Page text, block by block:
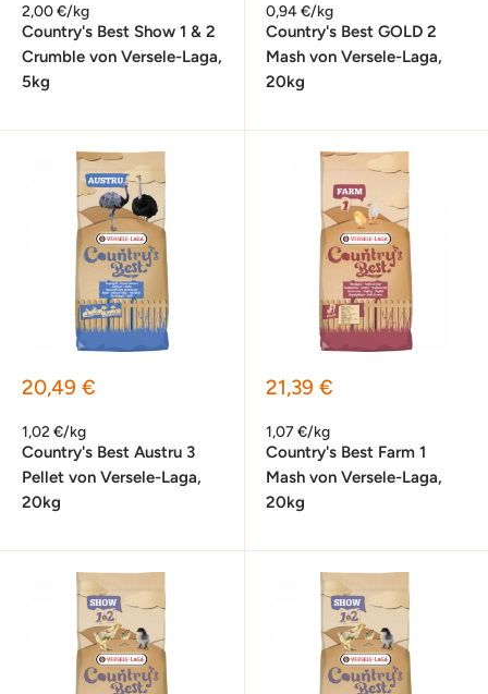
2,00 €/kg
Country's Best Show 1 & 2
Crumble von Versele-Laga,
5kg
0,94 €/kg
Country's Best GOLD 2
Mash von Versele-Laga,
20kg
Sonderpreis
20,49 €
1,02 €/kg
Country's Best Austru 3
Pellet von Versele-Laga,
20kg
Sonderpreis
21,39 €
1,07 €/kg
Country's Best Farm 1
Mash von Versele-Laga,
20kg